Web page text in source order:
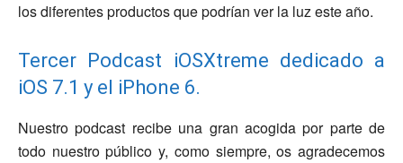
los diferentes productos que podrían ver la luz este año.
Tercer Podcast iOSXtreme dedicado a
iOS 7.1 y el iPhone 6.
Nuestro podcast recibe una gran acogida por parte de
todo nuestro público y, como siempre, os agradecemos